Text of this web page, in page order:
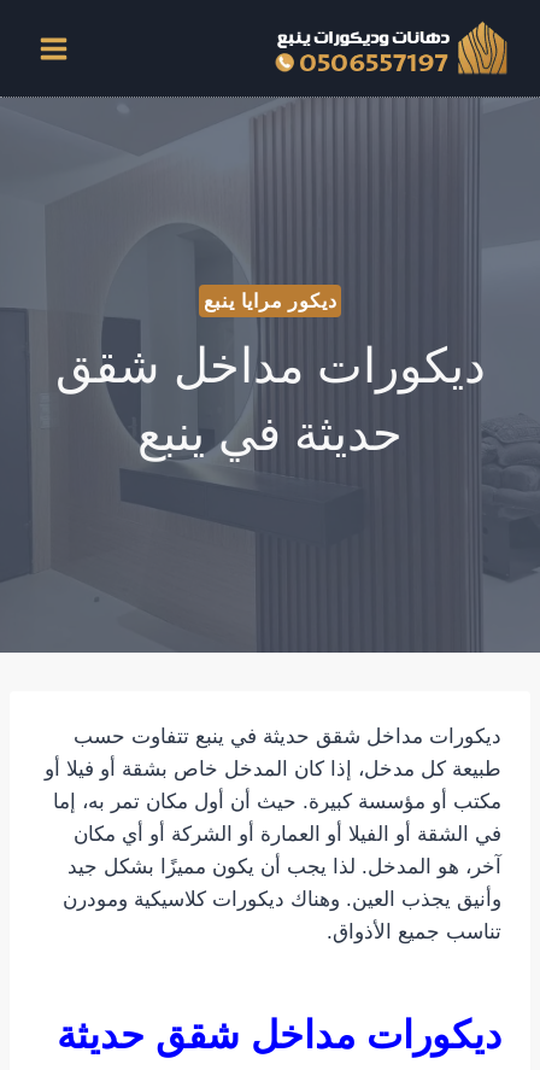
المحتوى
ديكور مرايا ينبع
ديكورات مداخل شقق
حديثة في ينبع
ديكورات مداخل شقق حديثة في ينبع تتفاوت حسب
طبيعة كل مدخل، إذا كان المدخل خاص بشقة أو فيلا أو
مكتب أو مؤسسة كبيرة. حيث أن أول مكان تمر به، إما
في الشقة أو الفيلا أو العمارة أو الشركة أو أي مكان
آخر، هو المدخل. لذا يجب أن يكون مميزًا بشكل جيد
وأنيق يجذب العين. وهناك ديكورات كلاسيكية ومودرن
تناسب جميع الأذواق.
ديكورات مداخل شقق حديثة